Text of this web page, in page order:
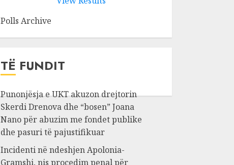
Polls Archive
TË FUNDIT
Punonjësja e UKT akuzon drejtorin
Skerdi Drenova dhe “bosen” Joana
Nano për abuzim me fondet publike
dhe pasuri të pajustifikuar
Incidenti në ndeshjen Apolonia-
Gramshi, nis procedim penal për